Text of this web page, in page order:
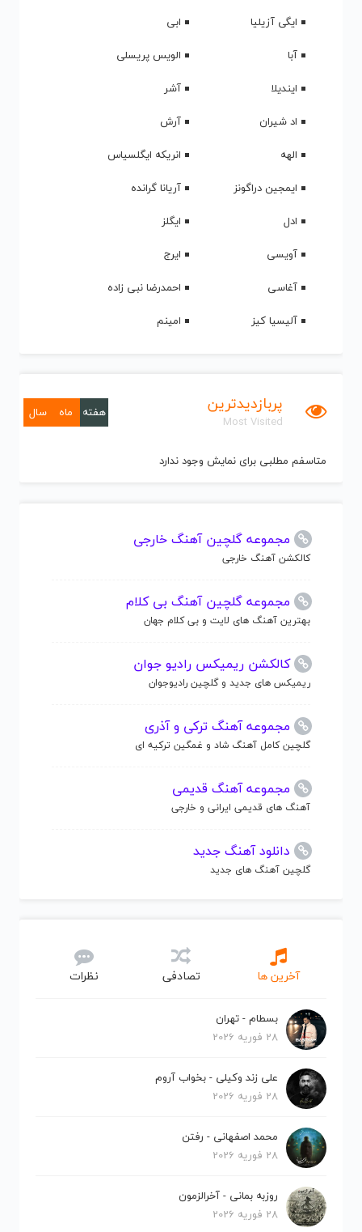
ایگی آزیلیا
ابی
آبا
الویس پریسلی
ایندیلا
آشر
اد شیران
آرش
الهه
انریکه ایگلسیاس
ایمجین دراگونز
آریانا گرانده
ادل
ایگلز
آویسی
ایرج
آغاسی
احمدرضا نبی زاده
آلیسیا کیز
امینم
پربازدیدترین
Most Visited
هفته ماه سال
متاسفم مطلبی برای نمایش وجود ندارد
مجموعه گلچین آهنگ خارجی
کالکشن آهنگ خارجی
مجموعه گلچین آهنگ بی کلام
بهترین آهنگ های لایت و بی کلام جهان
کالکشن ریمیکس رادیو جوان
ریمیکس های جدید و گلچین رادیوجوان
مجموعه آهنگ ترکی و آذری
گلچین کامل آهنگ شاد و غمگین ترکیه ای
مجموعه آهنگ قدیمی
آهنگ های قدیمی ایرانی و خارجی
دانلود آهنگ جدید
گلچین آهنگ های جدید
آخرین ها تصادفی نظرات
بسطام - تهران
28 فوریه 2026
علی زند وکیلی - بخواب آروم
28 فوریه 2026
محمد اصفهانی - رفتن
28 فوریه 2026
روزبه بمانی - آخرالزمون
28 فوریه 2026